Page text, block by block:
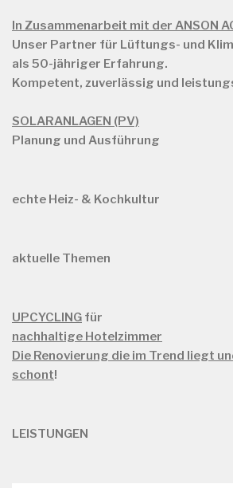
In Zusammenarbeit mit der ANSON
Unser Partner für Lüftungs- und
als 50-jähriger Erfahrung.
Kompetent, zuverlässig und
SOLARANLAGEN (PV)
Planung und Ausführung
echte Heiz- & Kochkultur
aktuelle Themen
UPCYCLING für
nachhaltige Hotelzimmer
Die Renovierung die im Trend liegt
schont!
LEISTUNGEN